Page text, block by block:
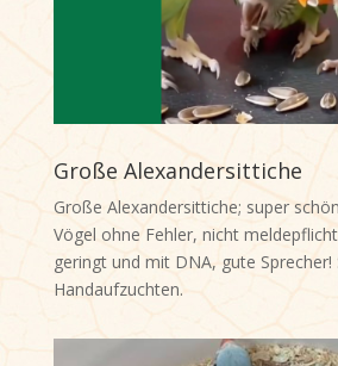
Große Alexandersittiche
Große Alexandersittiche; super
Vögel ohne Fehler, nicht
geringt und mit DNA, gute Sprecher!
Handaufzuchten.